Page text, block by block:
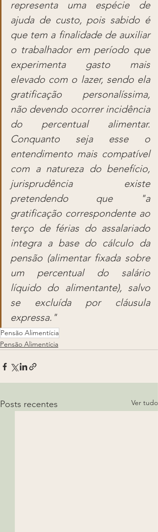
representa uma espécie de
ajuda de custo, pois sabido é
que tem a finalidade de auxiliar
o trabalhador em período que
experimenta gasto mais
elevado com o lazer, sendo ela
gratificação personalíssima,
não devendo ocorrer incidência
do percentual alimentar.
Conquanto seja esse o
entendimento mais compatível
com a natureza do benefício,
jurisprudência existe
pretendendo que "a
gratificação correspondente ao
terço de férias do assalariado
integra a base do cálculo da
pensão (alimentar fixada sobre
um percentual do salário
líquido do alimentante), salvo
se excluída por cláusula
expressa."
Pensão Alimentícia
Pensão Alimentícia
Posts recentes Ver tudo